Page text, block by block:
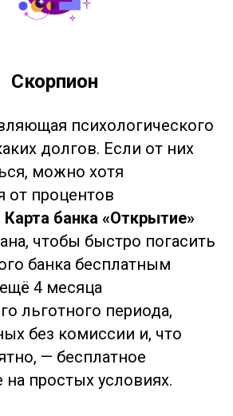
Скорпион
психологического
долгов. Если от них
можно хотя
от процентов
Карта банка «Открытие»
чтобы быстро погасить
банка бесплатным
4 месяца
льготного периода,
без комиссии и, что
— бесплатное
простых условиях.